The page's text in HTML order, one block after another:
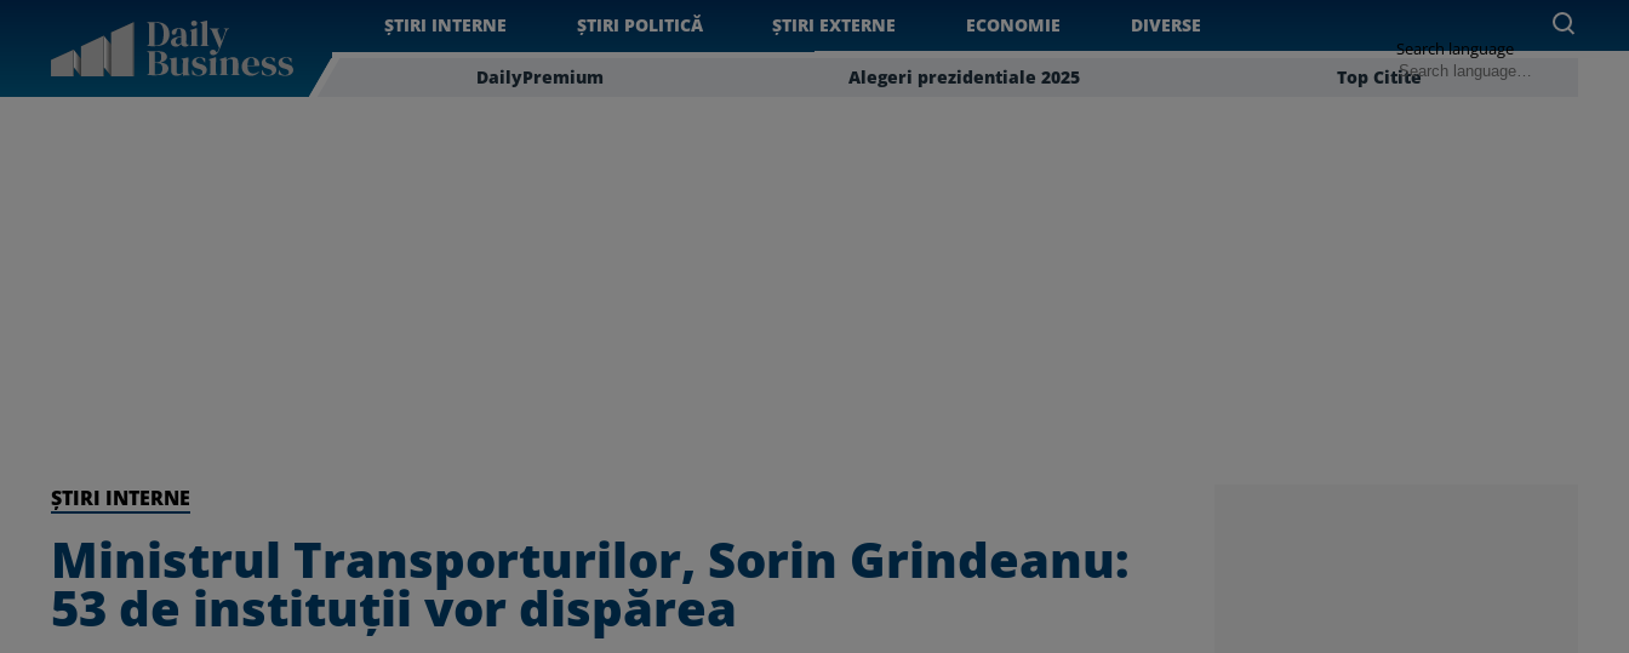
ȘTIRI INTERNE ȘTIRI POLITICĂ ȘTIRI EXTERNE ECONOMIE DIVERSE
DailyPremium Alegeri prezidentiale 2025 Top Citite
Search language
ȘTIRI INTERNE
Ministrul Transporturilor, Sorin Grindeanu:
53 de instituții vor dispărea